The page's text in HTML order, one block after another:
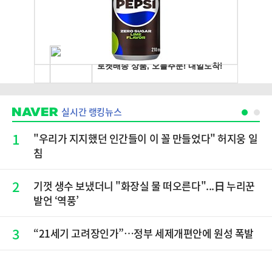
실시간 랭킹뉴스
1
"우리가 지지했던 인간들이 이 꼴 만들었다" 허지웅 일
침
2
기껏 생수 보냈더니 "화장실 물 떠오른다"...日 누리꾼
발언 ‘역풍’
3 “21세기 고려장인가”…정부 세제개편안에 원성 폭발